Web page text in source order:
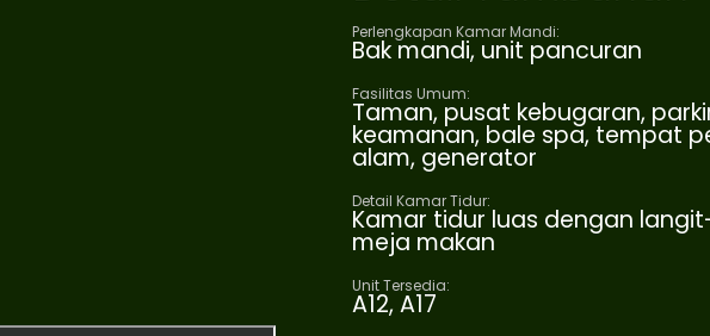
Perlengkapan Kamar Mandi:
Bak mandi, unit pancuran
Fasilitas Umum:
Taman, pusat kebugaran,
keamanan, bale spa, tempat
alam, generator
Detail Kamar Tidur:
Kamar tidur luas dengan
meja makan
Unit Tersedia:
A12, A17